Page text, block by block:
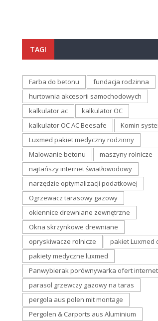
TAGI
Farba do betonu
fundacja rodzinna
hurtownia akcesorii samochodowych
kalkulator ac
kalkulator OC
kalkulator OC AC Beesafe
Komin
Luxmed pakiet medyczny rodzinny
Malowanie betonu
maszyny rolnicze
najtańszy internet światłowodowy
narzędzie optymalizacji podatkowej
Ogrzewacz tarasowy gazowy
okiennice drewniane zewnętrzne
Okna skrzynkowe drewniane
opryskiwacze rolnicze
pakiet Luxmed
pakiety medyczne luxmed
Panwybierak porównywarka ofert
parasol grzewczy gazowy na taras
pergola aus polen mit montage
Pergolen & Carports aus Aluminium